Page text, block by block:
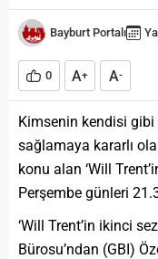
Bayburt Portalı
0 A+ A-
Kimsenin kendisi
sağlamaya kararlı
konu alan ‘Will
Perşembe günleri
‘Will Trent’in ikinci
Bürosu’ndan (GBI)